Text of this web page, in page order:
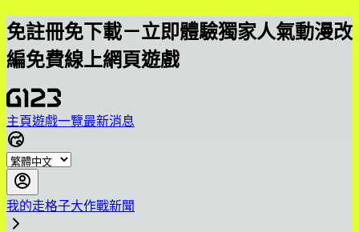
免註冊免下載－立即體驗獨家人氣動漫改
編免費線上網頁遊戲
主頁遊戲一覽最新消息
我的走格子大作戰新聞